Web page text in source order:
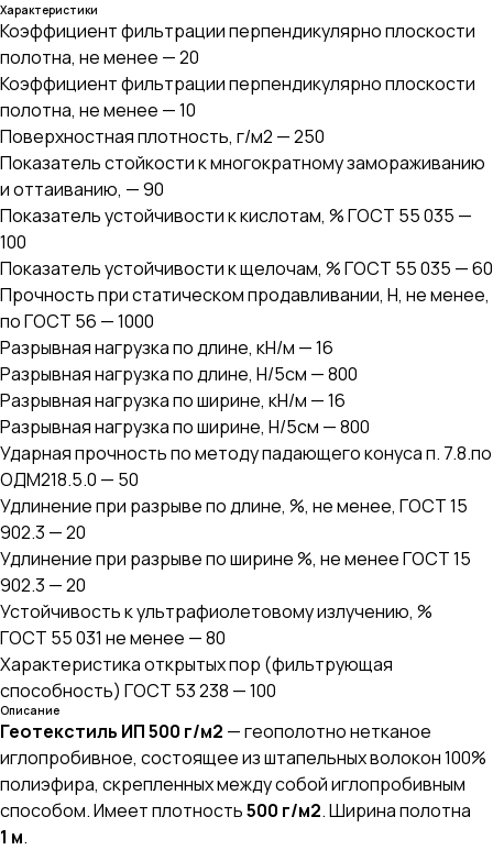
Характеристики
Коэффициент фильтрации перпендикулярно плоскости
полотна, не менее — 20
Коэффициент фильтрации перпендикулярно плоскости
полотна, не менее — 10
Поверхностная плотность, г/м2 — 250
Показатель стойкости к многократному замораживанию
и оттаиванию, — 90
Показатель устойчивости к кислотам, % ГОСТ 55 035 —
100
Показатель устойчивости к щелочам, % ГОСТ 55 035 — 60
Прочность при статическом продавливании, Н, не менее,
по ГОСТ 56 — 1000
Разрывная нагрузка по длине, кН/м — 16
Разрывная нагрузка по длине, Н/5см — 800
Разрывная нагрузка по ширине, кН/м — 16
Разрывная нагрузка по ширине, Н/5см — 800
Ударная прочность по методу падающего конуса п. 7.8.по
ОДМ218.5.0 — 50
Удлинение при разрыве по длине, %, не менее, ГОСТ 15
902.3 — 20
Удлинение при разрыве по ширине %, не менее ГОСТ 15
902.3 — 20
Устойчивость к ультрафиолетовому излучению, %
ГОСТ 55 031 не менее — 80
Характеристика открытых пор (фильтрующая
способность) ГОСТ 53 238 — 100
Описание
Геотекстиль ИП 500 г/м2 — геополотно нетканое
иглопробивное, состоящее из штапельных волокон 100%
полиэфира, скрепленных между собой иглопробивным
способом. Имеет плотность500 г/м2. Ширина полотна
1 м.